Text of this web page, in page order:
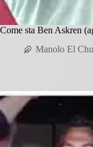
Come sta Ben Askren
Manolo El